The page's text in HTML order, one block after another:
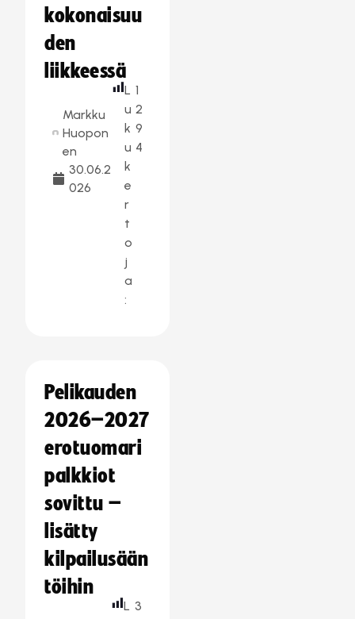
kokonaisuu
den
liikkeessä
Markku
Huopon
en
30.06.2
026
L
u
k
u
k
e
r
t
o
j
a
:
1
2
9
4
Pelikauden
2026–2027
erotuomari
palkkiot
sovittu –
lisätty
kilpailusään
töihin
L 3